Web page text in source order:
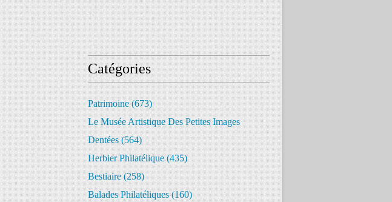
Catégories
Patrimoine(673)
Le Musée Artistique Des Petites Images
Dentées(564)
Herbier Philatélique(435)
Bestiaire(258)
Balades Philatéliques(160)